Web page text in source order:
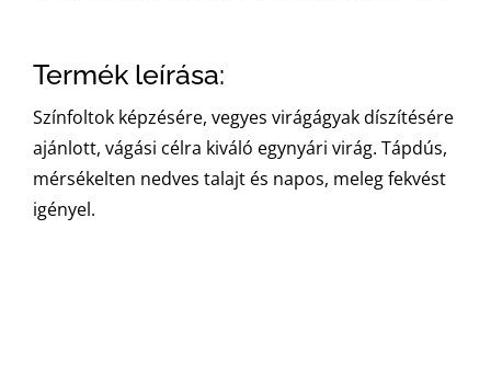
Termék leírása:
Színfoltok képzésére, vegyes virágágyak díszítésére
ajánlott, vágási célra kiváló egynyári virág. Tápdús,
mérsékelten nedves talajt és napos, meleg fekvést
igényel.